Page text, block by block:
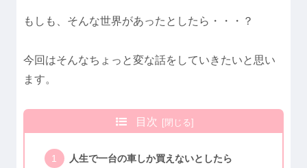
もしも、そんな世界があったとしたら・・・？
今回はそんなちょっと変な話をしていきたいと思い
ます。
目次
人生で一台の車しか買えないとしたら